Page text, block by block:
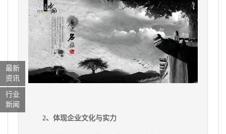
2、体现企业文化与实力
最新
资讯
行业
新闻